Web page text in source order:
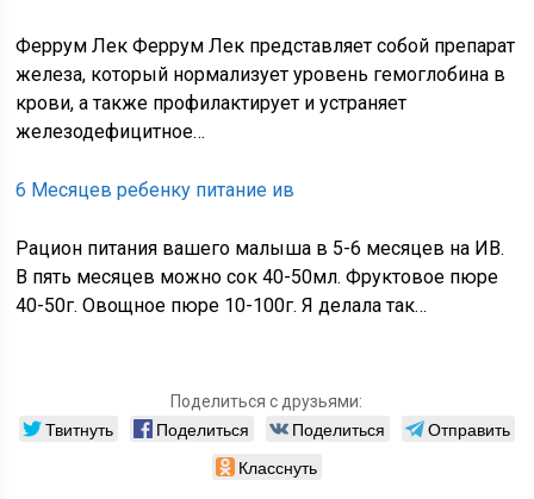
Феррум Лек Феррум Лек представляет собой препарат
железа, который нормализует уровень гемоглобина в
крови, а также профилактирует и устраняет
железодефицитное…
6 Месяцев ребенку питание ив
Рацион питания вашего малыша в 5-6 месяцев на ИВ.
В пять месяцев можно сок 40-50мл. Фруктовое пюре
40-50г. Овощное пюре 10-100г. Я делала так…
Поделиться с друзьями:
Твитнуть Поделиться Поделиться
Отправить
Класснуть